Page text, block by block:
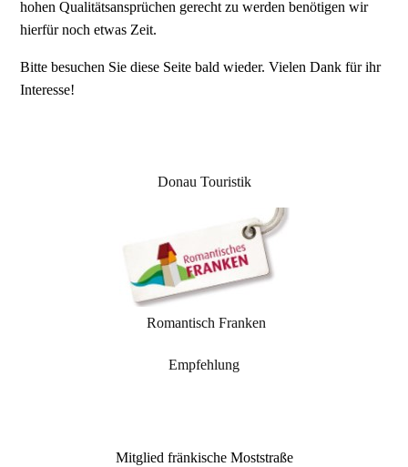
hohen Qualitätsansprüchen gerecht zu werden benötigen wir
hierfür noch etwas Zeit.
Bitte besuchen Sie diese Seite bald wieder. Vielen Dank für ihr
Interesse!
Donau Touristik
Romantisch Franken
Empfehlung
Mitglied fränkische Moststraße